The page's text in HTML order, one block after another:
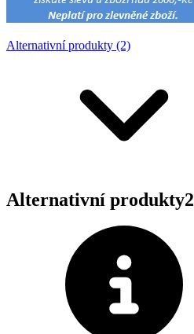
Alternativní produkty (2)
Alternativní produkty2